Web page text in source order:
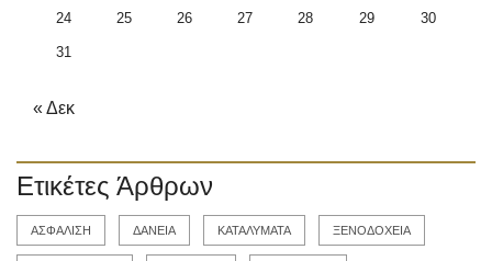
24 25 26 27 28 29 30
31
« Δεκ
Ετικέτες Άρθρων
ΑΣΦΑΛΙΣΗ ΔΑΝΕΙΑ ΚΑΤΑΛΥΜΑΤΑ ΞΕΝΟΔΟΧΕΙΑ